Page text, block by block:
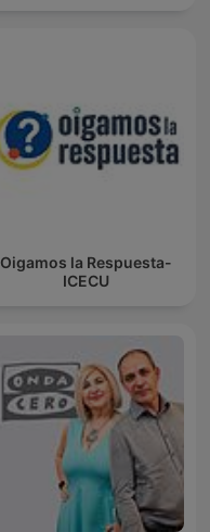
Oigamos la Respuesta-
ICECU